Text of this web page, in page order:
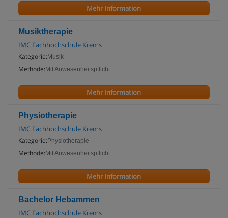
Mehr Information
Musiktherapie
IMC Fachhochschule Krems
Kategorie: Musik
Methode: Mit Anwesenheitspflicht
Mehr Information
Physiotherapie
IMC Fachhochschule Krems
Kategorie: Physiotherapie
Methode: Mit Anwesenheitspflicht
Mehr Information
Bachelor Hebammen
IMC Fachhochschule Krems